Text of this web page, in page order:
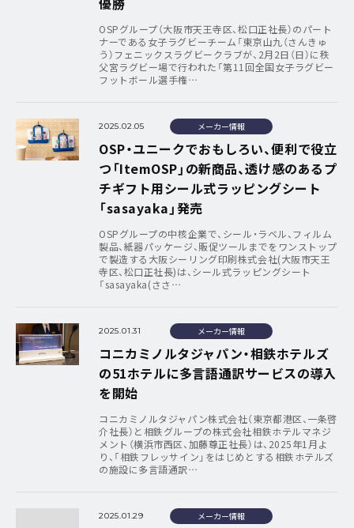
OSPグループ（大阪市天王寺区、松口正社長）のパート
ナーである女子ラグビーチーム「東京山九（さんきゅ
う）フェニックスラグビークラブが、2月2日（日）に秩
父宮ラグビー場で行われた「第11回全国女子ラグビー
フットボール選手権…
2025.02.05 メーカー情報
OSP・ユニークでおもしろい、便利で役立
つ「ItemOSP」の新商品、透け感のあるプ
チギフト用シール式ラッピングシート
「sasayaka」発売
OSPグループの中核企業で、シール・ラベル、フィルム
製品、紙器パッケージ、販促ツールまでをワンストップ
で製造する大阪シーリング印刷株式会社(大阪市天王
寺区、松口正社長)は、シール式ラッピングシート
「sasayaka(ささ…
2025.01.31 メーカー情報
コニカミノルタジャパン・相鉄ホテルズ
の51ホテルに多言語通訳サービスの導入
を開始
コニカミノルタジャパン株式会社（東京都港区、一条啓
介社長）と相鉄グループの株式会社相鉄ホテルマネジ
メント（横浜市西区、加藤尊正社長）は、2025年1月よ
り、「相鉄フレッサイン」をはじめとする相鉄ホテルズ
の施設に多言語通訳…
2025.01.29 メーカー情報